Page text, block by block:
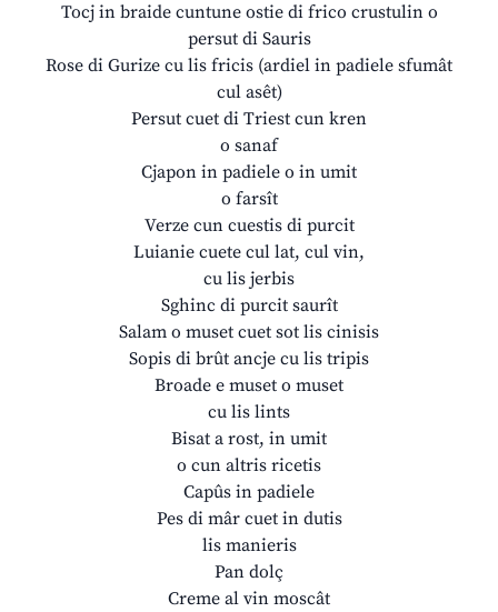
Tocj in braide cuntune ostie di frico crustulin o
persut di Sauris
Rose di Gurize cu lis fricis (ardiel in padiele sfumât
cul asêt)
Persut cuet di Triest cun kren
o sanaf
Cjapon in padiele o in umit
o farsît
Verze cun cuestis di purcit
Luianie cuete cul lat, cul vin,
cu lis jerbis
Sghinc di purcit saurît
Salam o muset cuet sot lis cinisis
Sopis di brût ancje cu lis tripis
Broade e muset o muset
cu lis lints
Bisat a rost, in umit
o cun altris ricetis
Capûs in padiele
Pes di mâr cuet in dutis
lis manieris
Pan dolç
Creme al vin moscât